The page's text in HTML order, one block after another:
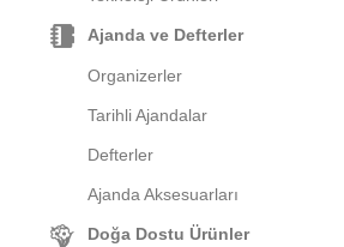
Ajanda ve Defterler
Organizerler
Tarihli Ajandalar
Defterler
Ajanda Aksesuarları
Doğa Dostu Ürünler